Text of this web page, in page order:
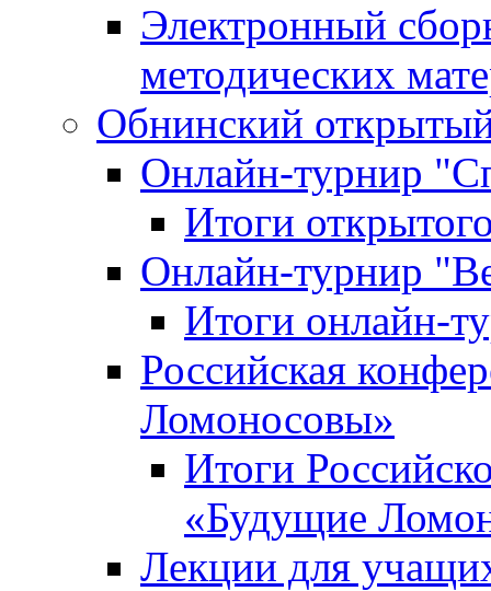
Электронный
методических
Обнинский
Онлайн-турнир
Итоги
Онлайн-турнир
Итоги онлайн-
Российская
Ломоносовы»
Итоги
«Будущие
Лекции для